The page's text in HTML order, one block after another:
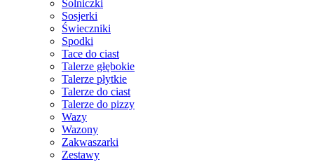
Solniczki
Sosjerki
Świeczniki
Spodki
Tace do ciast
Talerze głębokie
Talerze płytkie
Talerze do ciast
Talerze do pizzy
Wazy
Wazony
Zakwaszarki
Zestawy